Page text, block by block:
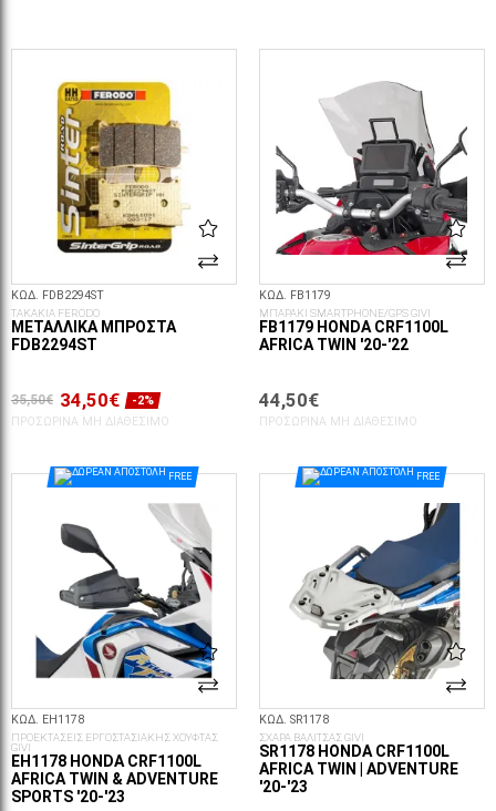
ΚΩΔ. FDB2294ST
ΤΑΚΑΚΙΑ FERODO
ΜΕΤΑΛΛΙΚΆ ΜΠΡΟΣΤΆ
FDB2294ST
35,50€ 34,50€
-2%
ΠΡΟΣΩΡΙΝΆ ΜΗ ΔΙΑΘΈΣΙΜΟ
ΚΩΔ. FB1179
ΜΠΑΡΑΚΙ SMARTPHONE/GPS GIVI
FB1179 HONDA CRF1100L
AFRICA TWIN '20-'22
44,50€
ΠΡΟΣΩΡΙΝΆ ΜΗ ΔΙΑΘΈΣΙΜΟ
FREE
ΚΩΔ. EH1178
ΠΡΟΕΚΤΑΣΕΙΣ ΕΡΓΟΣΤΑΣΙΑΚΗΣ ΧΟΥΦΤΑΣ
GIVI
EH1178 HONDA CRF1100L
AFRICA TWIN & ADVENTURE
SPORTS '20-'23
FREE
ΚΩΔ. SR1178
ΣΧΑΡΑ ΒΑΛΙΤΣΑΣ GIVI
SR1178 HONDA CRF1100L
AFRICA TWIN | ADVENTURE
'20-'23